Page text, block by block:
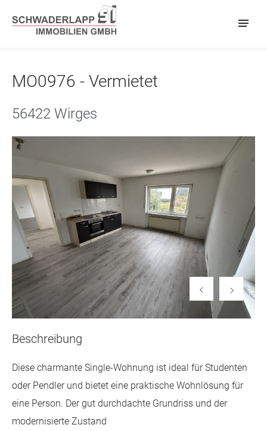
MO0976 - Vermietet
56422 Wirges
Beschreibung
Diese charmante Single-Wohnung ist ideal für Studenten
oder Pendler und bietet eine praktische Wohnlösung für
eine Person. Der gut durchdachte Grundriss und der
modernisierte Zustand